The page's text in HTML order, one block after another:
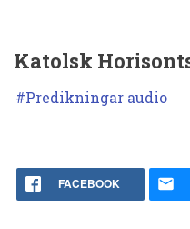
oss
glada?
Katolsk
Predikningar audio
FACEBOOK